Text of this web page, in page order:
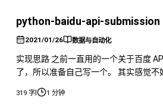
单，类似于我
python-baidu-api-submission
2021/01/26 数据与自动化
实现思路 之前一直用的一个关于百度
了，所以准备自己写一个。 其实感觉
此，那么还是重新写一个工具吧。 我们
319 字| 1 分钟